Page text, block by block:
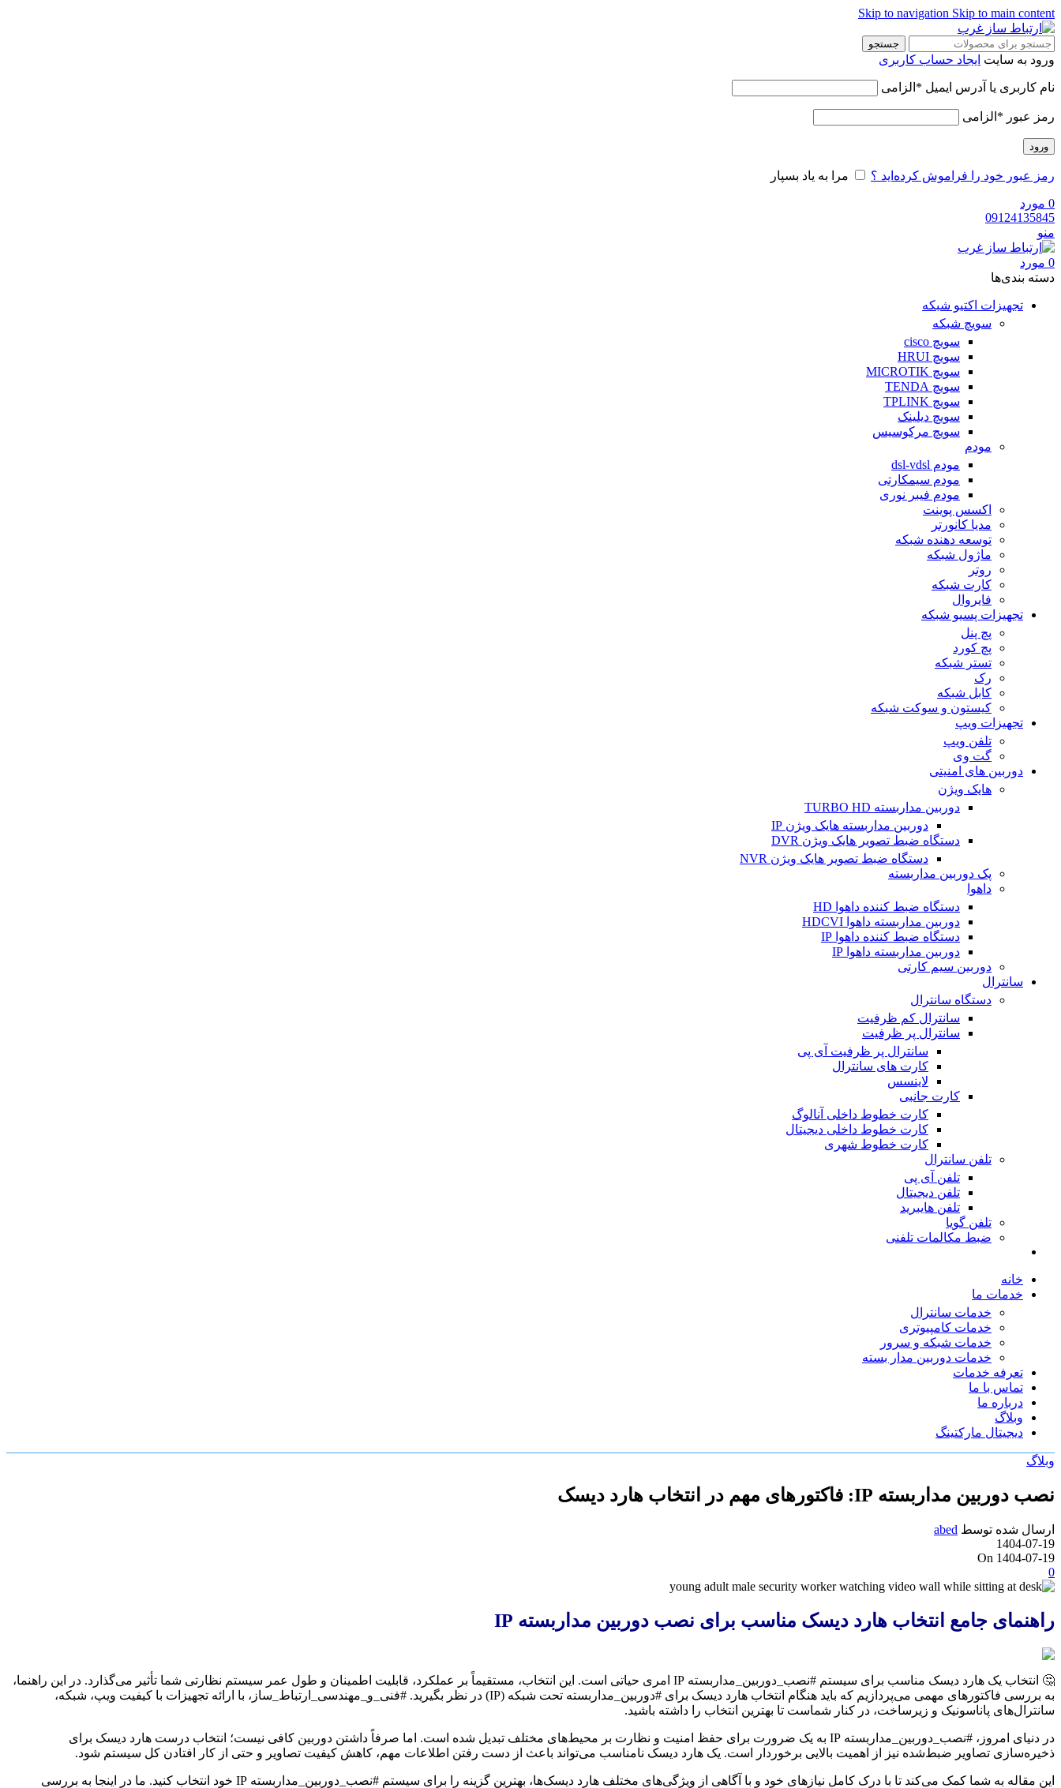
Skip to navigation Skip to main content
جستجو
ورود به سایت ایجاد حساب کاربری
نام کاربری یا آدرس ایمیل * الزامی
رمز عبور * الزامی
ورود
رمز عبور خود را فراموش کرده‌اید ؟ مرا به یاد بسپار
0 مورد
09124135845
منو
0 مورد
دسته‌ بندی‌ها
تجهیزات اکتیو شبکه
سویچ شبکه
سویچ cisco
سویچ HRUI
سویچ MICROTIK
سویچ TENDA
سویچ TPLINK
سویچ دیلینک
سویچ مرکوسیس
مودم
مودم dsl-vdsl
مودم سیمکارتی
مودم فیبر نوری
اکسس پوینت
مدیا کانورتر
توسعه دهنده شبکه
ماژول شبکه
روتر
کارت شبکه
فایروال
تجهیزات پسیو شبکه
پچ پنل
پچ کورد
تستر شبکه
رک
کابل شبکه
کیستون و سوکت شبکه
تجهیزات ویپ
تلفن ویپ
گت وی
دوربین های امنیتی
هایک ویژن
دوربین مداربسته TURBO HD
دوربین مداربسته هایک ویژن IP
دستگاه ضبط تصویر هایک ویژن DVR
دستگاه ضبط تصویر هایک ویژن NVR
پک دوربین مداربسته
داهوا
دستگاه ضبط کننده داهوا HD
دوربین مداربسته داهوا HDCVI
دستگاه ضبط کننده داهوا IP
دوربین مداربسته داهوا IP
دوربین سیم کارتی
سانترال
دستگاه سانترال
سانترال کم ظرفیت
سانترال پر ظرفیت
سانترال پر ظرفیت آی پی
کارت های سانترال
لاینسس
کارت جانبی
کارت خطوط داخلی آنالوگ
کارت خطوط داخلی دیجیتال
کارت خطوط شهری
تلفن سانترال
تلفن آی پی
تلفن دیجیتال
تلفن هایبرید
تلفن گویا
ضبط مکالمات تلفنی
خانه
خدمات ما
خدمات سانترال
خدمات کامپیوتری
خدمات شبکه و سرور
خدمات دوربین مدار بسته
تعرفه خدمات
تماس با ما
درباره ما
وبلاگ
دیجیتال مارکتینگ
وبلاگ
نصب دوربین مداربسته IP: فاکتورهای مهم در انتخاب هارد دیسک
ارسال شده توسط abed
1404-07-19
On 1404-07-19
0
راهنمای جامع انتخاب هارد دیسک مناسب برای نصب دوربین مداربسته IP
🤔 انتخاب یک هارد دیسک مناسب برای سیستم #نصب_دوربین_مداربسته IP امری حیاتی است. این انتخاب، مستقیماً بر عملکرد، قابلیت اطمینان و طول عمر سیستم نظارتی شما تأثیر می‌گذارد. در این راهنما،
به بررسی فاکتورهای مهمی می‌پردازیم که باید هنگام انتخاب هارد دیسک برای #دوربین_مداربسته تحت شبکه (IP) در نظر بگیرید. #فنی_و_مهندسی_ارتباط_ساز، با ارائه تجهیزات با کیفیت ویپ، شبکه،
سانترال‌های پاناسونیک و زیرساخت، در کنار شماست تا بهترین انتخاب را داشته باشید.
در دنیای امروز، #نصب_دوربین_مداربسته IP به یک ضرورت برای حفظ امنیت و نظارت بر محیط‌های مختلف تبدیل شده است. اما صرفاً داشتن دوربین کافی نیست؛ انتخاب درست هارد دیسک برای
ذخیره‌سازی تصاویر ضبط‌شده نیز از اهمیت بالایی برخوردار است. یک هارد دیسک نامناسب می‌تواند باعث از دست رفتن اطلاعات مهم، کاهش کیفیت تصاویر و حتی از کار افتادن کل سیستم شود.
این مقاله به شما کمک می‌کند تا با درک کامل نیازهای خود و با آگاهی از ویژگی‌های مختلف هارد دیسک‌ها، بهترین گزینه را برای سیستم #نصب_دوربین_مداربسته IP خود انتخاب کنید. ما در اینجا به بررسی